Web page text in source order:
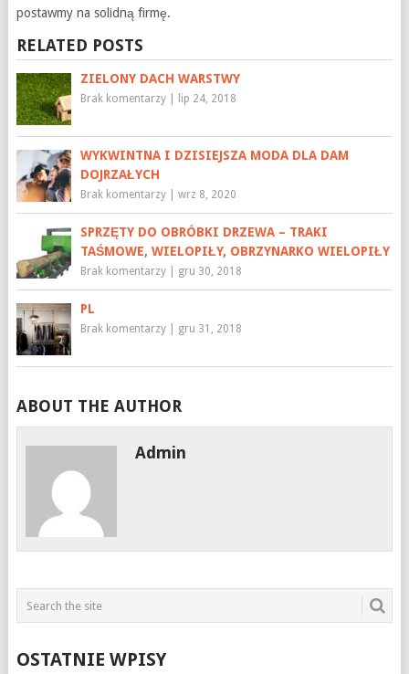
postawmy na solidną firmę.
RELATED POSTS
ZIELONY DACH WARSTWY
Brak komentarzy| lip 24, 2018
WYKWINTNA I DZISIEJSZA MODA DLA DAM
DOJRZAŁYCH
Brak komentarzy| wrz 8, 2020
SPRZĘTY DO OBRÓBKI DRZEWA – TRAKI
TAŚMOWE, WIELOPIŁY, OBRZYNARKO WIELOPIŁY
Brak komentarzy| gru 30, 2018
PL
Brak komentarzy| gru 31, 2018
ABOUT THE AUTHOR
Admin
OSTATNIE WPISY